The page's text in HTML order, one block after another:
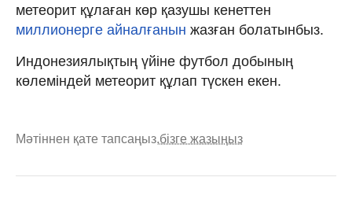
метеорит құлаған көр қазушы кенеттен
миллионерге айналғанын жазған болатынбыз.
Индонезиялықтың үйіне футбол добының
көлеміндей метеорит құлап түскен екен.
Мәтіннен қате тапсаңыз,бізге жазыңыз